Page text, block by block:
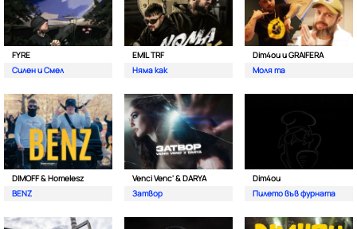
FYRE
Силен и Смел
EMIL TRF
Няма как
Dim4ou и GRAIFERA
Моля та
DIMOFF & Homelesz
BENZ
Venci Venc' & DARYA
Затвор
Dim4ou
Пилето във фурната